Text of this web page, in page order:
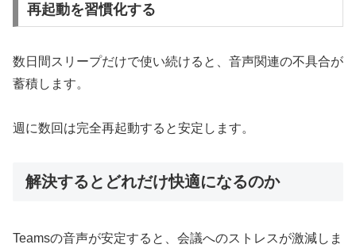
再起動を習慣化する
数日間スリープだけで使い続けると、音声関連の不具合が
蓄積します。
週に数回は完全再起動すると安定します。
解決するとどれだけ快適になるのか
Teamsの音声が安定すると、会議へのストレスが激減しま